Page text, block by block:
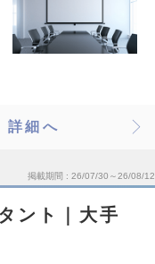
詳細へ
掲載期間 26/07/30～26/08/12
ント｜大手